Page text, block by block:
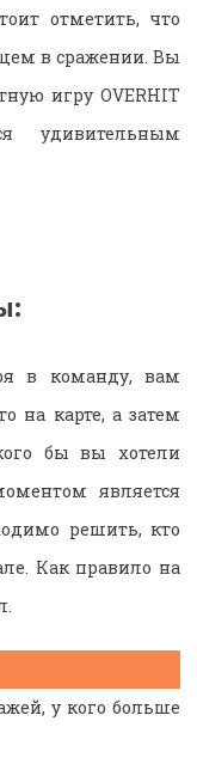
отметить, что
в сражении. Вы
игру OVERHIT
удивительным
в команду, вам
на карте, а затем
бы вы хотели
является
решить, кто
Как правило на
у кого больше